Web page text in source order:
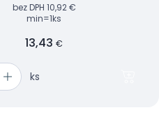
bez DPH 10,92 €
min=1ks
13,43€
ks